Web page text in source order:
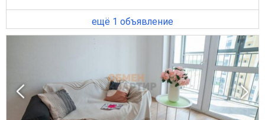
ещё 1 объявление